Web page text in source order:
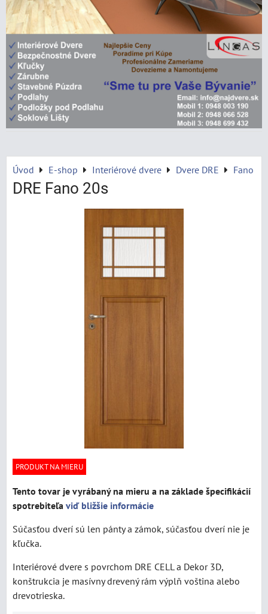
Úvod E-shop Interiérové dvere Dvere DRE Fano
DRE Fano 20s
PRODUKT NA MIERU
Tento tovar je vyrábaný na mieru a na základe špecifikácií
spotrebiteľa viď bližšie informácie
Súčasťou dverí sú len pánty a zámok, súčasťou dverí nie je
kľučka.
Interiérové dvere s povrchom DRE CELL a Dekor 3D,
konštrukcia je masívny drevený rám výplň voština alebo
drevotrieska.